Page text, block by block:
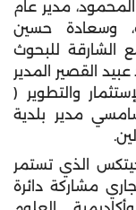
مدير عام
وسعادة حسين
الشارقة للبحوث
عبيد القصير المدير
والتطوير (
مدير بلدية
الذي تستمر
14 أكتوبر الجاري مشاركة دائرة